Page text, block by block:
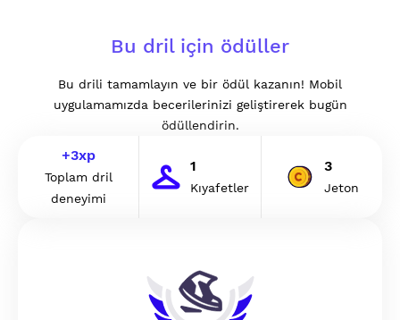
Bu dril için ödüller
Bu drili tamamlayın ve bir ödül kazanın! Mobil
uygulamamızda becerilerinizi geliştirerek bugün
ödüllendirin.
+3xp
Toplam dril
deneyimi
1
Kıyafetler
3
Jeton